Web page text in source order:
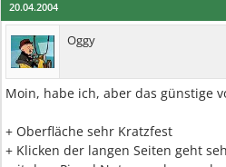
20.04.2004
Oggy
Moin, habe ich, aber das günstige
+ Oberfläche sehr Kratzfest
+ Klicken der langen Seiten geht